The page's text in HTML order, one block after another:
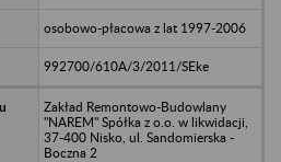
osobowo-płacowa z lat 1997-2006
992700/610A/3/2011/SEke
Zakład Remontowo-Budowlany
"NAREM" Spółka z o.o. w likwidacji,
37-400 Nisko, ul. Sandomierska -
Boczna 2